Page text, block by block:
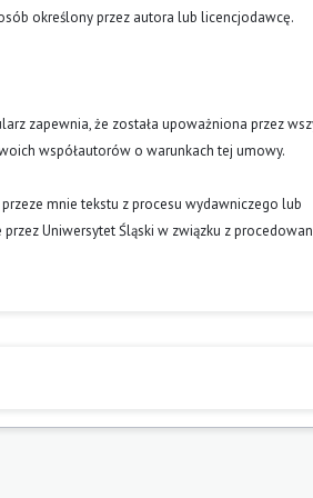
określony przez autora lub licencjodawcę.
zapewnia, że została upoważniona przez
współautorów o warunkach tej umowy.
mnie tekstu z procesu wydawniczego lub
Uniwersytet Śląski w związku z